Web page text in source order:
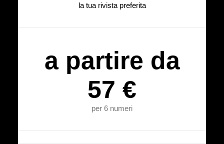
la tua rivista preferita
a partire da
57 €
per 6 numeri